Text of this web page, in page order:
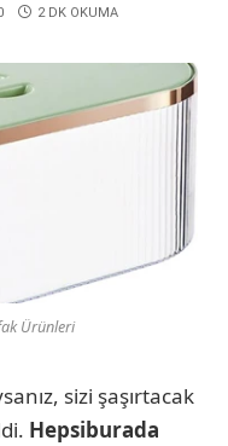
2 DK OKUMA
Ürünleri
sizi şaşırtacak
Hepsiburada